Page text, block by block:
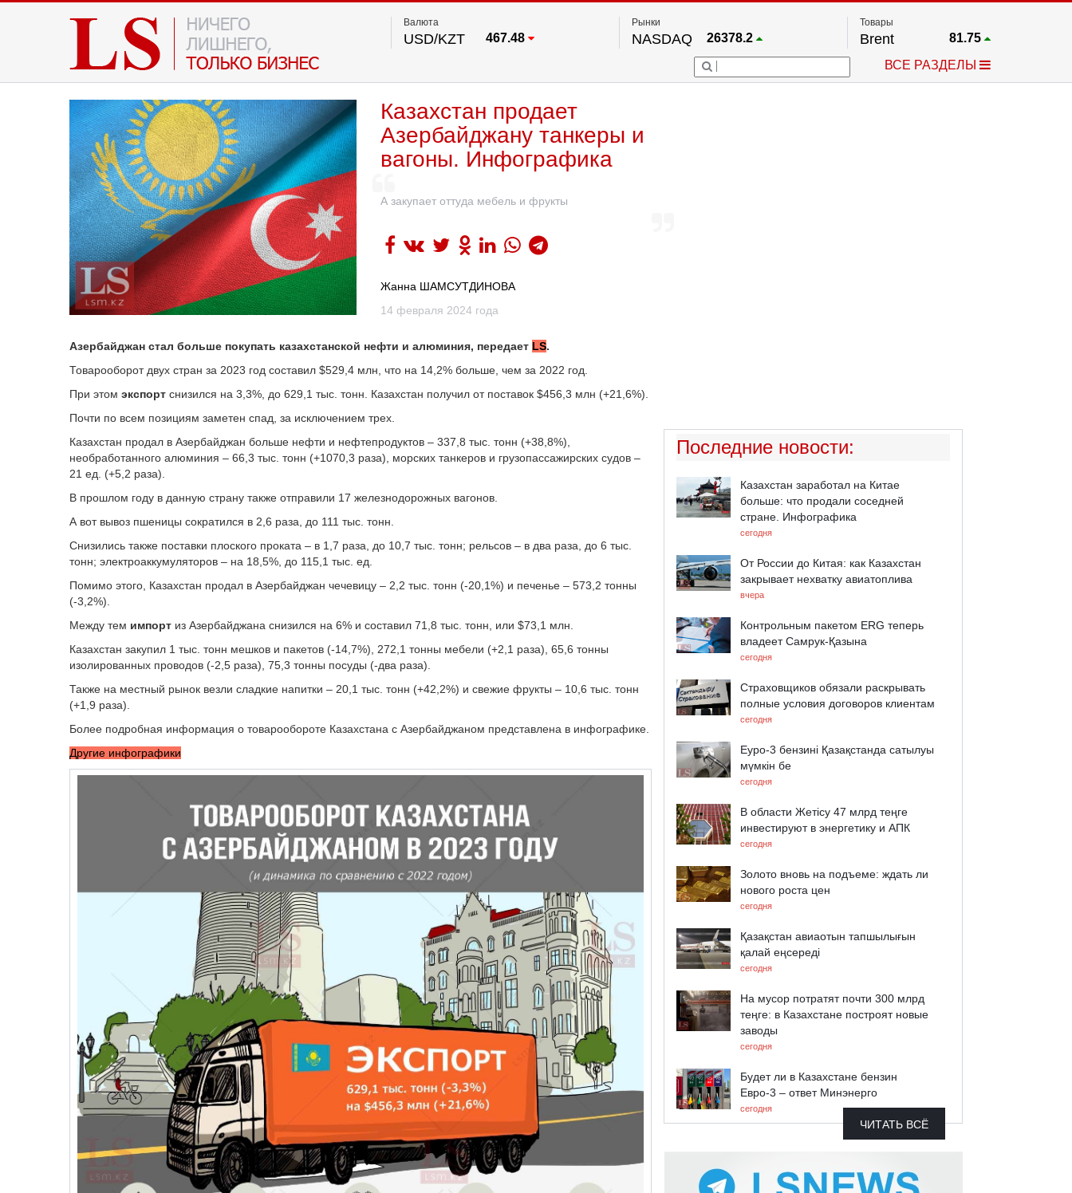
Валюта
USD/KZT 467.48
Рынки
NASDAQ 26378.2
FTSE 100 67.17
54033.1
NYSE
Товары
Brent 81.75
Платина
2.65
ВСЕ РАЗДЕЛЫ
Казахстан продает
Азербайджану танкеры и
вагоны. Инфографика
А закупает оттуда мебель и фрукты
Жанна ШАМСУТДИНОВА
14 февраля 2024 года
Азербайджан стал больше покупать казахстанской нефти и алюминия, передает LS.
Товарооборот двух стран за 2023 год составил $529,4 млн, что на 14,2% больше, чем за 2022 год.
При этом экспорт снизился на 3,3%, до 629,1 тыс. тонн. Казахстан получил от поставок $456,3 млн (+21,6%).
Почти по всем позициям заметен спад, за исключением трех.
Казахстан продал в Азербайджан больше нефти и нефтепродуктов – 337,8 тыс. тонн (+38,8%),
необработанного алюминия – 66,3 тыс. тонн (+1070,3 раза), морских танкеров и грузопассажирских судов –
21 ед. (+5,2 раза).
В прошлом году в данную страну также отправили 17 железнодорожных вагонов.
А вот вывоз пшеницы сократился в 2,6 раза, до 111 тыс. тонн.
Снизились также поставки плоского проката – в 1,7 раза, до 10,7 тыс. тонн; рельсов – в два раза, до 6 тыс.
тонн; электроаккумуляторов – на 18,5%, до 115,1 тыс. ед.
Помимо этого, Казахстан продал в Азербайджан чечевицу – 2,2 тыс. тонн (-20,1%) и печенье – 573,2 тонны
(-3,2%).
Между тем импорт из Азербайджана снизился на 6% и составил 71,8 тыс. тонн, или $73,1 млн.
Казахстан закупил 1 тыс. тонн мешков и пакетов (-14,7%), 272,1 тонны мебели (+2,1 раза), 65,6 тонны
изолированных проводов (-2,5 раза), 75,3 тонны посуды (-два раза).
Также на местный рынок везли сладкие напитки – 20,1 тыс. тонн (+42,2%) и свежие фрукты – 10,6 тыс. тонн
(+1,9 раза).
Более подробная информация о товарообороте Казахстана с Азербайджаном представлена в инфографике.
Другие инфографики
Последние новости:
Казахстан заработал на Китае
больше: что продали соседней
стране. Инфографика
сегодня
От России до Китая: как Казахстан
закрывает нехватку авиатоплива
вчера
Контрольным пакетом ERG теперь
владеет Самрук-Қазына
сегодня
Страховщиков обязали раскрывать
полные условия договоров клиентам
сегодня
Еуро-3 бензині Қазақстанда сатылуы
мүмкін бе
сегодня
В области Жетісу 47 млрд теңге
инвестируют в энергетику и АПК
сегодня
Золото вновь на подъеме: ждать ли
нового роста цен
сегодня
Қазақстан авиаотын тапшылығын
қалай еңсереді
сегодня
На мусор потратят почти 300 млрд
теңге: в Казахстане построят новые
заводы
сегодня
Будет ли в Казахстане бензин
Евро-3 – ответ Минэнерго
сегодня
ЧИТАТЬ ВСЁ